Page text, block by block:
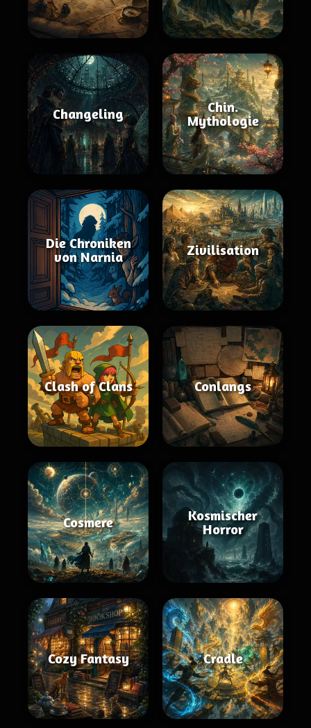
Changeling
Chin.
Mythologie
Die Chroniken
von Narnia
Zivilisation
Clash of Clans Conlangs
Cosmere
Kosmischer
Horror
Cozy Fantasy Cradle